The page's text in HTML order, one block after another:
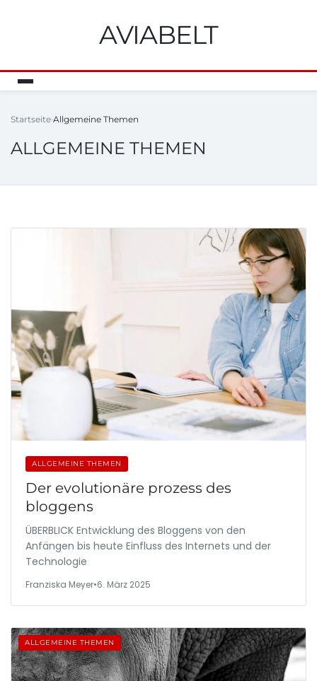
AVIABELT
Startseite Allgemeine Themen
ALLGEMEINE THEMEN
ALLGEMEINE THEMEN
Der evolutionäre prozess des
bloggens
ÜBERBLICK Entwicklung des Bloggens von den
Anfängen bis heute Einfluss des Internets und der
Technologie
Franziska Meyer•6. März 2025
ALLGEMEINE THEMEN